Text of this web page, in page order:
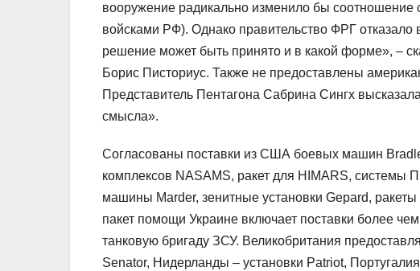
вооружение радикально изменило бы соотношение
войсками РФ). Однако правительство ФРГ отказало
решение может быть принято и в какой форме», –
Борис Писториус. Также не предоставлены
Представитель Пентагона Сабрина Сингх
смысла».
Согласованы поставки из США боевых машин
комплексов NASAMS, ракет для HIMARS,
машины Marder, зенитные установки Gepard,
пакет помощи Украине включает поставки более
танковую бригаду ЗСУ. Великобритания
Senator, Нидерланды – установки Patriot,